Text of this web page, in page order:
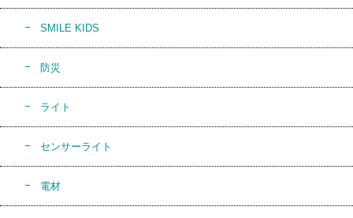
SMILE KIDS
防災
ライト
センサーライト
電材